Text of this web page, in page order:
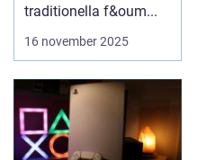
traditionella f&oum...
16 november 2025